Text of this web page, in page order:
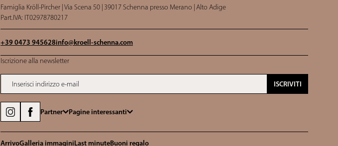
Famiglia Kröll-Pircher | Via Scena 50 | 39017 Schenna presso Merano | Alto Adige
Part.IVA: IT02978780217
+39 0473 945628info@kroell-schenna.com
Iscrizione alla newsletter
Inserisci indirizzo e-mail ISCRIVITI
Partner Pagine interessanti
ArrivoGalleria immaginiLast minuteBuoni regalo